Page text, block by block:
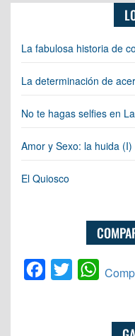
La fabulosa historia de
La determinación de
No te hagas selfies en
Amor y Sexo: la huida (I)
El Quiosco
Facebook
Twitter